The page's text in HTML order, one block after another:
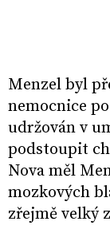
Menzel byl
nemocnice
udržován v
podstoupit
Nova měl
mozkových
zřejmě velký